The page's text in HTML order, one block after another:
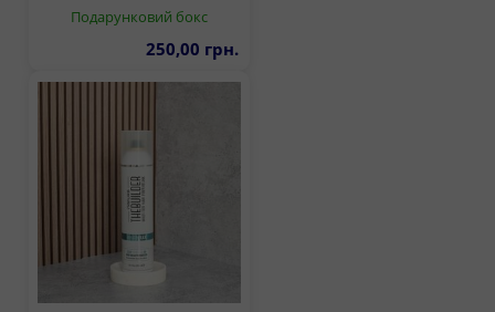
Подарунковий бокс
250,00 грн.